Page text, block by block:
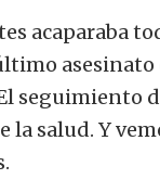
acaparaba
seguimiento
la salud. Y